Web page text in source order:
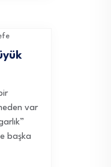
var
başka